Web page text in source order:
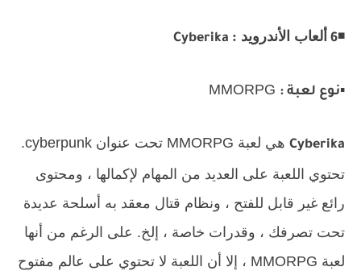
◾
6 ألعاب الأندرويد :
▪️نوع لعبة :
Cyberika
هي لعبة MMORPG تحت عنوان cyberpunk.
تحتوي اللعبة على العديد من المهام لإكمالها ، ومحتوى
رائع غير قابل للفتح ، ونظام قتال معقد به أسلحة عديدة
تحت تصرفك ، وقدرات خاصة ، إلخ. على الرغم من أنها
لعبة MMORPG ، إلا أن اللعبة لا تحتوي على عالم مفتوح